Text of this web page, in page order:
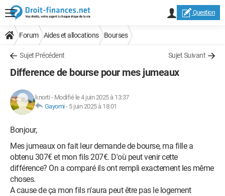
Question
Forum Aides et allocations Bourses
Sujet Précédent Sujet Suivant
Difference de bourse pour mes jumeaux
knorti - Modifié le 4 juin 2025 à 13:37
Gayomi- 5 juin 2025 à 18:01
Bonjour,
Mes jumeaux on fait leur demande de bourse, ma fille a
obtenu 307€ et mon fils 207€. D'où peut venir cette
différence? On a comparé ils ont rempli exactement les même
choses.
A cause de ça mon fils n'aura peut être pas le logement